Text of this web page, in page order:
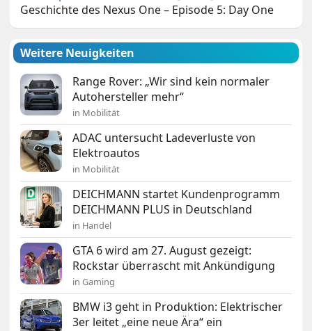
Geschichte des Nexus One – Episode 5: Day One
Weitere Neuigkeiten
Range Rover: „Wir sind kein normaler
Autohersteller mehr“
in Mobilität
ADAC untersucht Ladeverluste von
Elektroautos
in Mobilität
DEICHMANN startet Kundenprogramm
DEICHMANN PLUS in Deutschland
in Handel
GTA 6 wird am 27. August gezeigt:
Rockstar überrascht mit Ankündigung
in Gaming
BMW i3 geht in Produktion: Elektrischer
3er leitet „eine neue Ära“ ein